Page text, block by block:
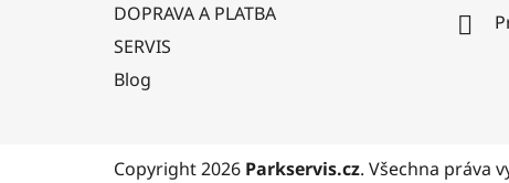
DOPRAVA A PLATBA
SERVIS
Blog
Copyright 2026 Parkservis.cz. Všechna práva